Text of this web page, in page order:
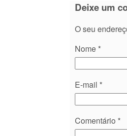
Deixe um
O seu
Nome *
E-mail *
Comentário *